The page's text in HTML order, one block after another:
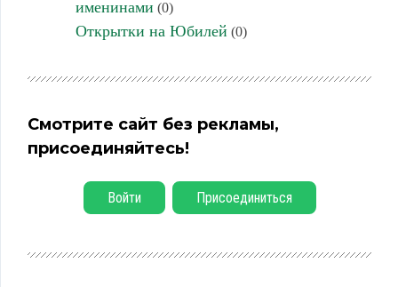
именинами (0)
Открытки на Юбилей (0)
Смотрите сайт без рекламы,
присоединяйтесь!
Войти Присоединиться